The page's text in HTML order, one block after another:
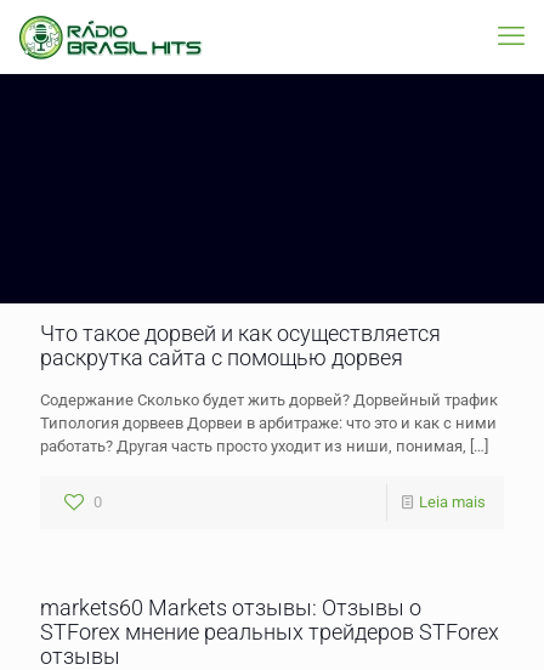
Что такое дорвей и как осуществляется
раскрутка сайта с помощью дорвея
Содержание Сколько будет жить дорвей? Дорвейный трафик
Типология дорвеев Дорвеи в арбитраже: что это и как с ними
работать? Другая часть просто уходит из ниши, понимая, […]
0 Leia mais
markets60 Markets отзывы: Отзывы о
STForex мнение реальных трейдеров STForex
отзывы